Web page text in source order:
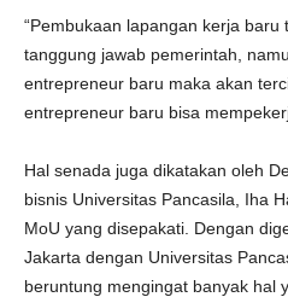
“Pembukaan lapangan kerja baru
tanggung jawab pemerintah,
entrepreneur baru maka akan
entrepreneur baru bisa
Hal senada juga dikatakan oleh
bisnis Universitas Pancasila, Iha
MoU yang disepakati. Dengan
Jakarta dengan Universitas
beruntung mengingat banyak hal